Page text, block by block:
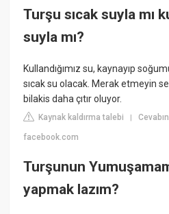
Turşu sıcak suyla mı
suyla mı?
Kullandığımız su, kaynayıp
sıcak su olacak. Merak etmeyin
bilakis daha çıtır oluyor.
Kaynak kaldırma talebi |
facebook.com
Turşunun
yapmak lazım?